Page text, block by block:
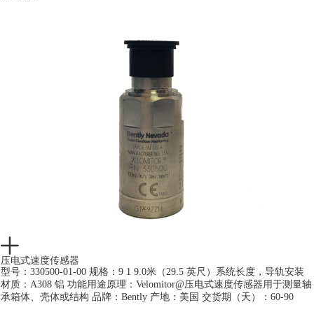
压电式速度传感器
型号：330500-01-00 规格：9 1 9.0米（29.5 英尺）系统长度，导轨安装
材质：A308 铝 功能用途原理：Velomitor@压电式速度传感器用于测量轴
承箱体、壳体或结构 品牌：Bently 产地：美国 交货期（天）：60-90